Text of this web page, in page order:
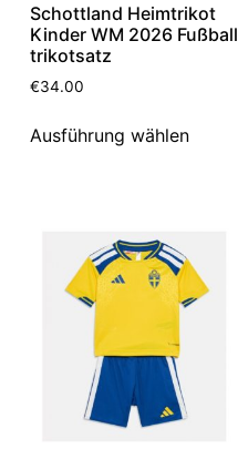
Schottland Heimtrikot
Kinder WM 2026 Fußball
trikotsatz
€34.00
Ausführung wählen